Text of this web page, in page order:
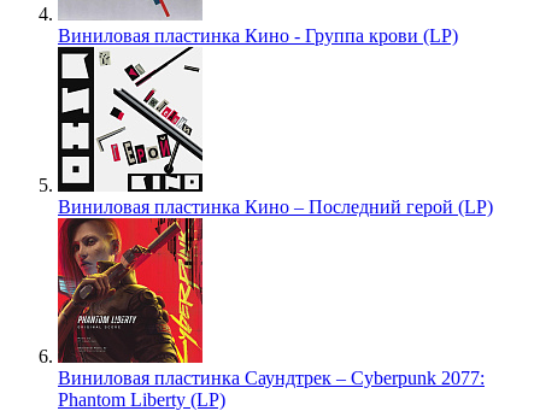
Виниловая пластинка Кино - Группа крови (LP)
Виниловая пластинка Кино – Последний герой (LP)
Виниловая пластинка Саундтрек – Cyberpunk 2077:
Phantom Liberty (LP)